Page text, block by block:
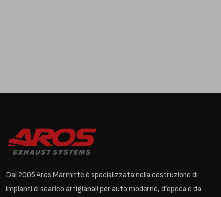
Dal 2005 Aros Marmitte è specializzata nella costruzione di
impianti di scarico artigianali per auto moderne, d’epoca e da